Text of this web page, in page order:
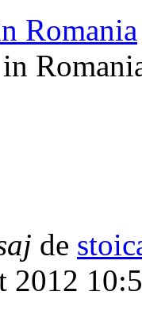
Romania
de
2012